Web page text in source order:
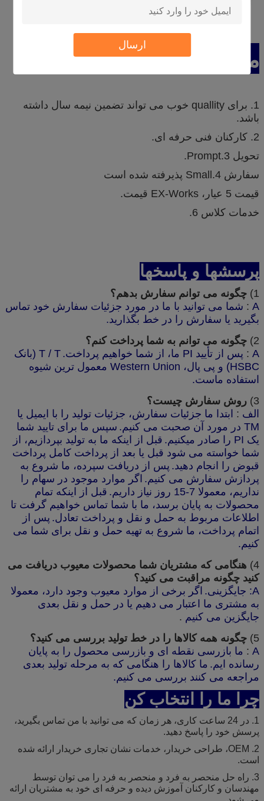
ارسال مزایای ما
1. برای quallity خوب می تواند تضمین نیمه سال داشته
باشد.
2. کارکنان فنی حرفه ای.
تحویل 3.Prompt.
سفارش 4.Small پذیرفته شده است
قیمت 5 عیار، EX-Works قیمت.
خدمات کلاس 6.
پرسشها و پاسخها
1) چگونه می توانم سفارش بدهم؟
A
: شما می توانید با ما در مورد جزئیات سفارش خود تماس
بگیرید یا سفارش را در خط بگذارید.
2) چگونه می توانم به شما پرداخت کنم؟
A
: پس از تأیید PI ما، از شما خواهیم پرداخت.
T / T (بانک
HSBC) و پی پال، Western Union معمول ترین شیوه
استفاده ماست.
3) روش سفارش چیست؟
الف : ابتدا ما جزئیات سفارش، جزئیات تولید را با ایمیل یا
TM در مورد آن صحبت می کنیم.
سپس ما برای تایید شما
یک PI را صادر میکنیم.
قبل از اینکه ما به تولید بپردازیم، از
شما خواسته می شود قبل یا بعد از پرداخت کامل پرداخت
قبوض را انجام دهید. پس از دریافت سپرده، ما شروع به
پردازش سفارش می کنیم. اگر موارد موجود در سهام را
نداریم، معمولا 7-15 روز نیاز داریم.
قبل از اینکه تمام
محصولات به پایان برسد، ما با شما تماس خواهیم گرفت تا
اطلاعات مربوط به حمل و نقل و پرداخت تعادل. پس از
اتمام پرداخت، ما شروع به تهیه حمل و نقل برای شما می
کنیم.
4) هنگامی که مشتریان شما محصولات معیوب دریافت می
کنید چگونه مراقبت می کنید؟
A: جایگزینی. اگر برخی از موارد معیوب وجود دارد، معمولا
به مشتری ما اعتبار می دهیم یا در حمل و نقل بعدی
جایگزین می کنیم .
5) چگونه همه کالاها را در خط تولید بررسی می کنید؟
A
: ما بازرسی نقطه ای و بازرسی محصول را به پایان
رسانده ایم. ما کالاها را هنگامی که به مرحله تولید بعدی
مراجعه می کنند بررسی می کنیم.
چرا ما را انتخاب کن
1. در 24 ساعت کاری، هر زمان که می توانید با من تماس بگیرید،
پرسش خود را پاسخ دهید.
2. OEM، طراحی خریدار، خدمات نشان تجاری خریدار ارائه شده
است.
3. راه حل منحصر به فرد و منحصر به فرد را می توان توسط
مهندسان و کارکنان آموزش دیده و حرفه ای خود به مشتریان ارائه